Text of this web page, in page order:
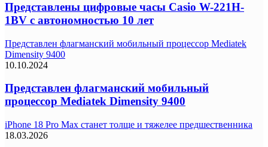
Представлены цифровые часы Casio W-221H-
1BV с автономностью 10 лет
Представлен флагманский мобильный процессор Mediatek
Dimensity 9400
10.10.2024
Представлен флагманский мобильный
процессор Mediatek Dimensity 9400
iPhone 18 Pro Max станет толще и тяжелее предшественника
18.03.2026